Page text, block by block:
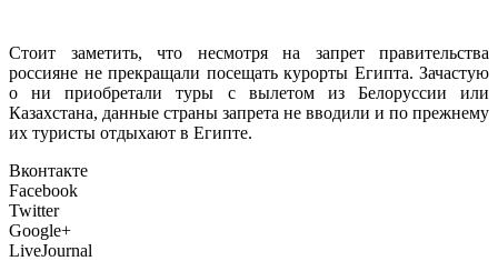
Стоит заметить, что несмотря на запрет правительства
россияне не прекращали посещать курорты Египта. Зачастую
о ни приобретали туры с вылетом из Белоруссии или
Казахстана, данные страны запрета не вводили и по прежнему
их туристы отдыхают в Египте.
Вконтакте
Facebook
Twitter
Google+
LiveJournal